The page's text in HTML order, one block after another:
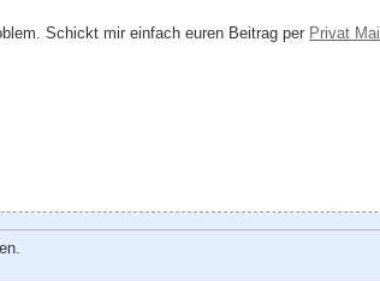
Schickt mir einfach euren Beitrag per Privat Mail